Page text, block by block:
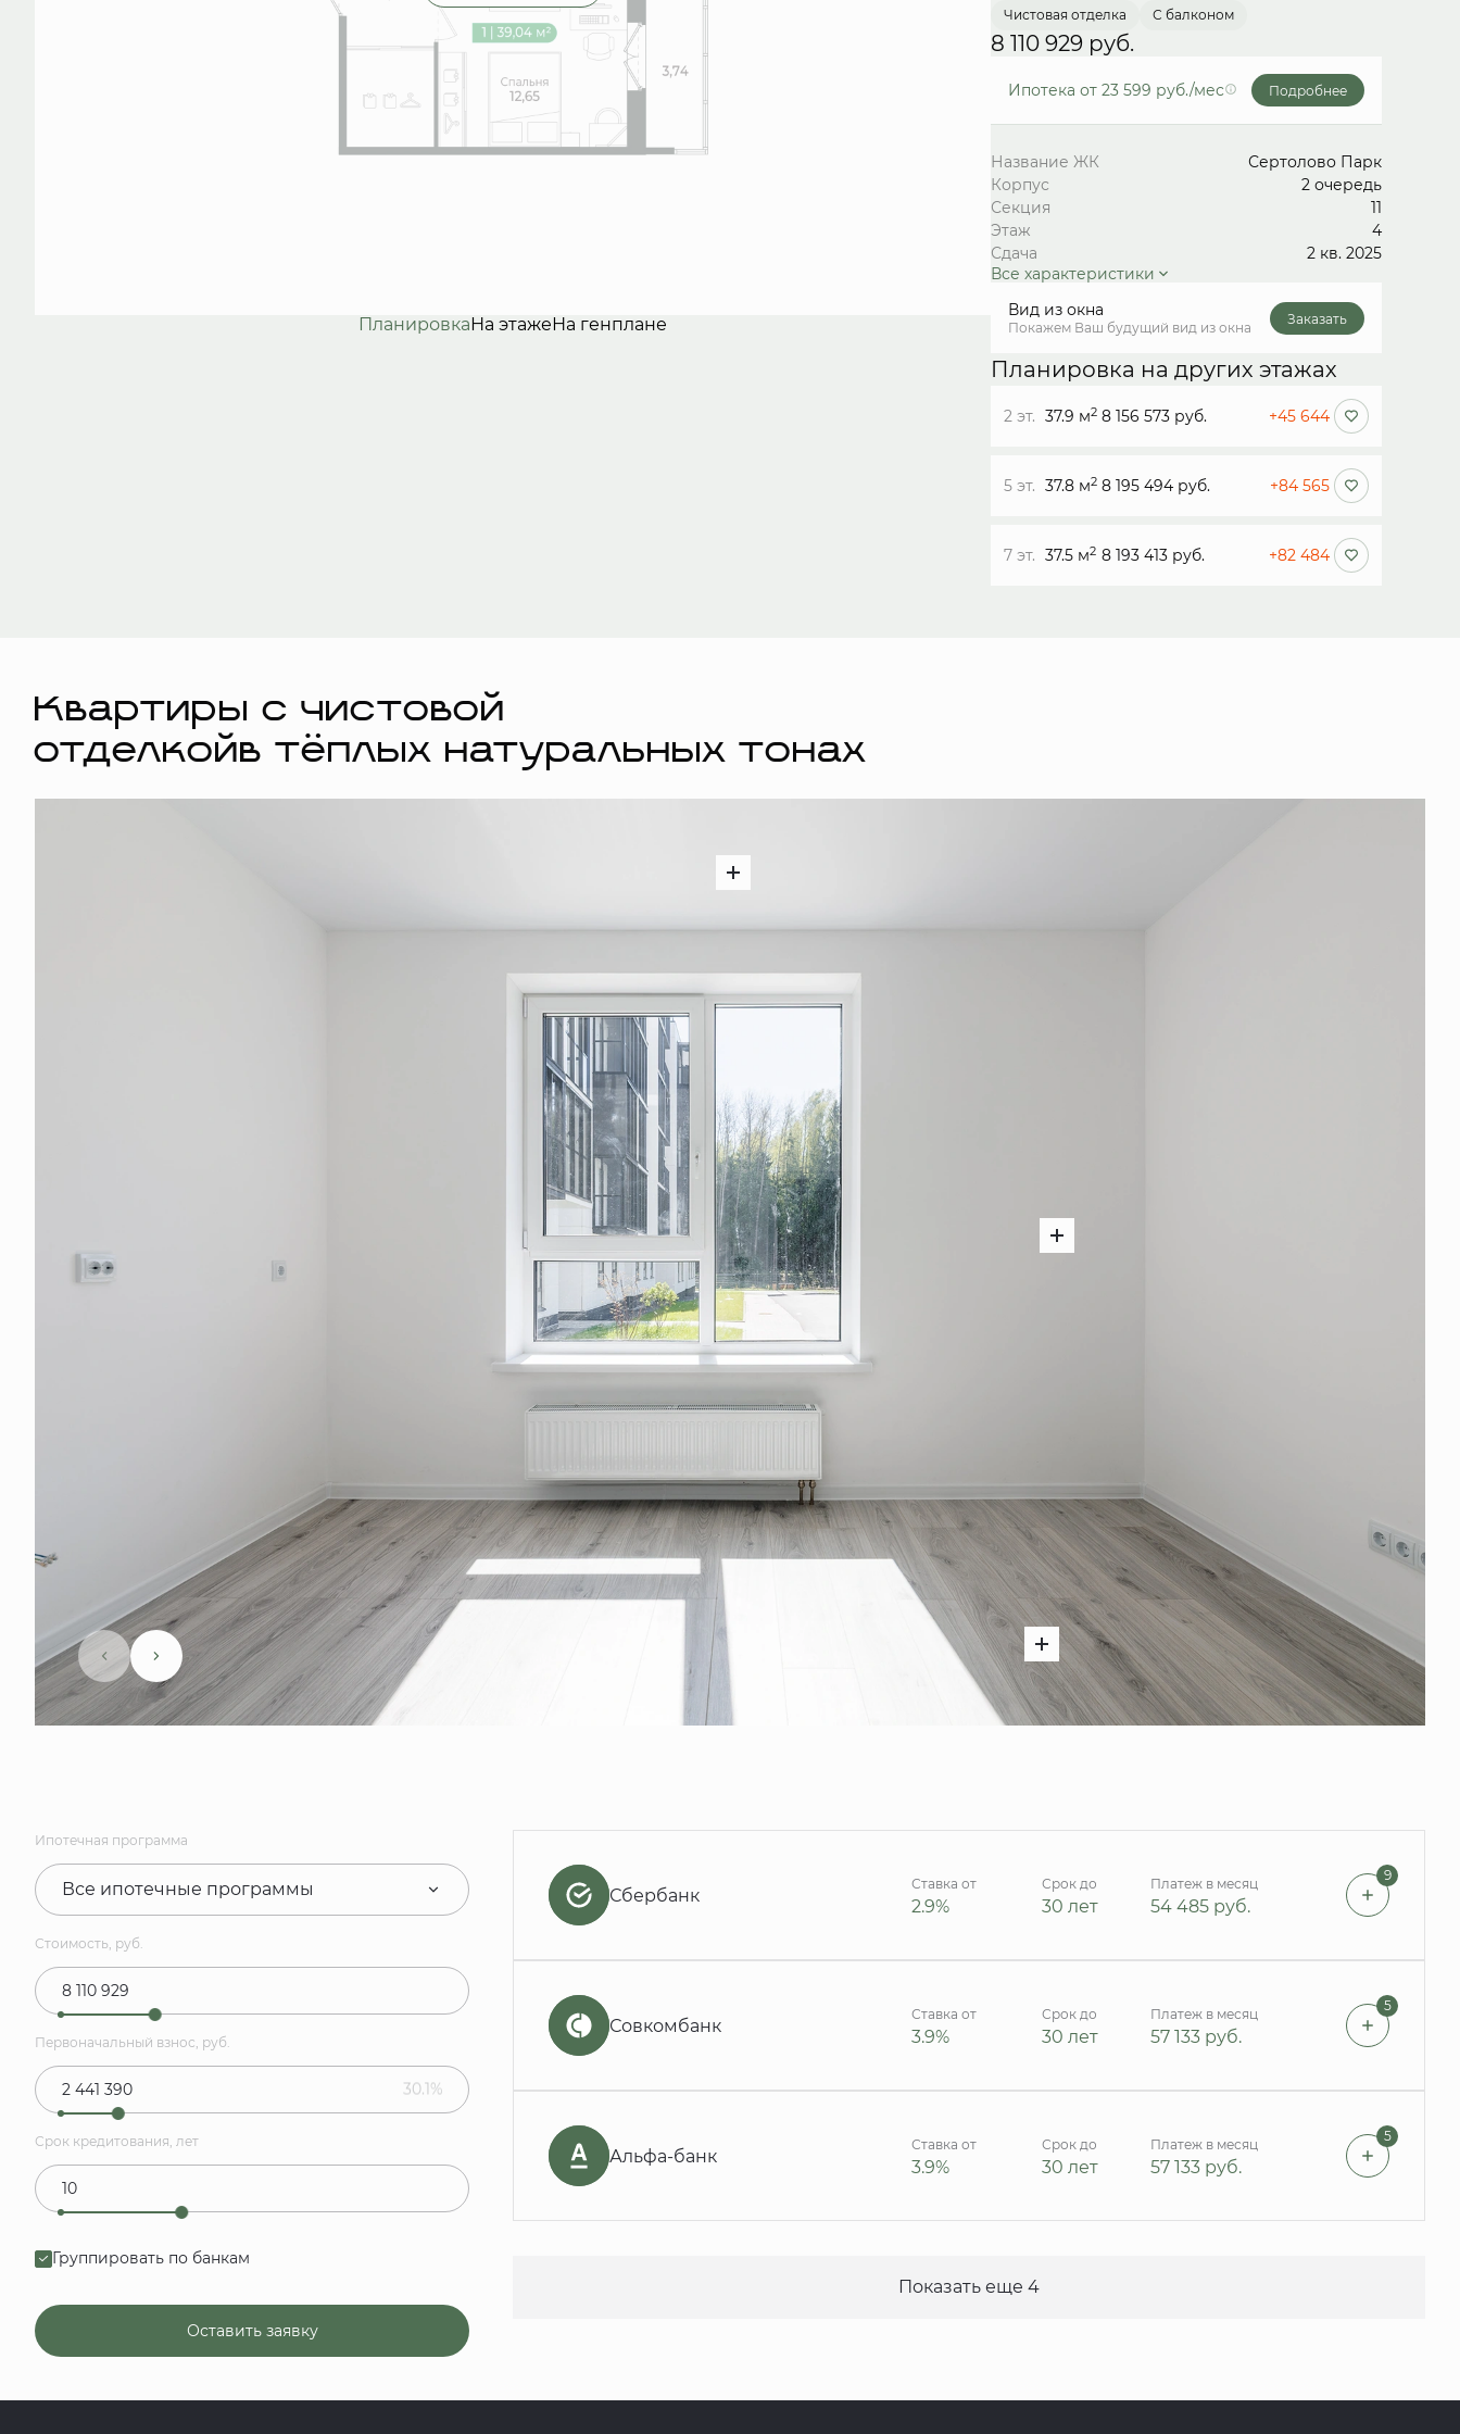
ПланировкаНа этажеНа генплане
Чистовая отделка
С балконом
8 110 929 руб.
Ипотека от 23 599 руб./мес Подробнее
Название ЖК
Сертолово Парк
Корпус
2 очередь
Секция
11
Этаж
4
Сдача
2 кв. 2025
Все характеристики
Вид из окна
Покажем Ваш будущий вид из окна
Заказать
Планировка на других этажах
2 эт. 37.9 м2 8 156 573 руб. +45 644
5 эт. 37.8 м2 8 195 494 руб. +84 565
7 эт. 37.5 м2 8 193 413 руб. +82 484
Квартиры с чистовой
отделкойв тёплых натуральных тонах
Ипотечная программа
Все ипотечные программы
Стоимость, руб.
Первоначальный взнос, руб.
30.1%
Срок кредитования, лет
Группировать по банкам
Оставить заявку
Сбербанк
Ставка от
2.9%
Срок до
30 лет
Платеж в месяц
54 485 руб.
9
Совкомбанк
Ставка от
3.9%
Срок до
30 лет
Платеж в месяц
57 133 руб.
5
Альфа-банк
Ставка от
3.9%
Срок до
30 лет
Платеж в месяц
57 133 руб.
5
Показать еще 4